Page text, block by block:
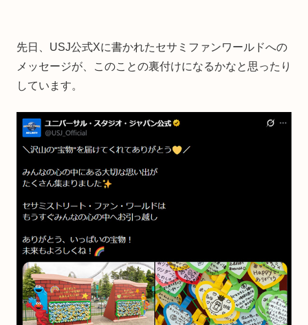
先日、USJ公式Xに書かれたセサミファンワールドへの
メッセージが、このことの裏付けになるかなと思ったり
しています。